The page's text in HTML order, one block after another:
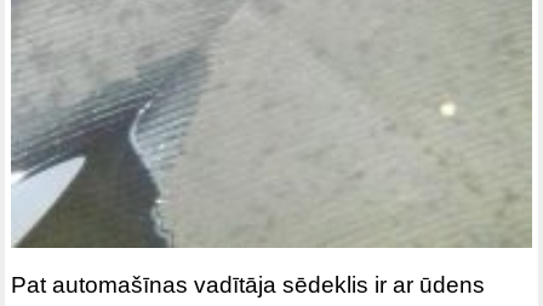
Pat automašīnas vadītāja sēdeklis ir ar ūdens